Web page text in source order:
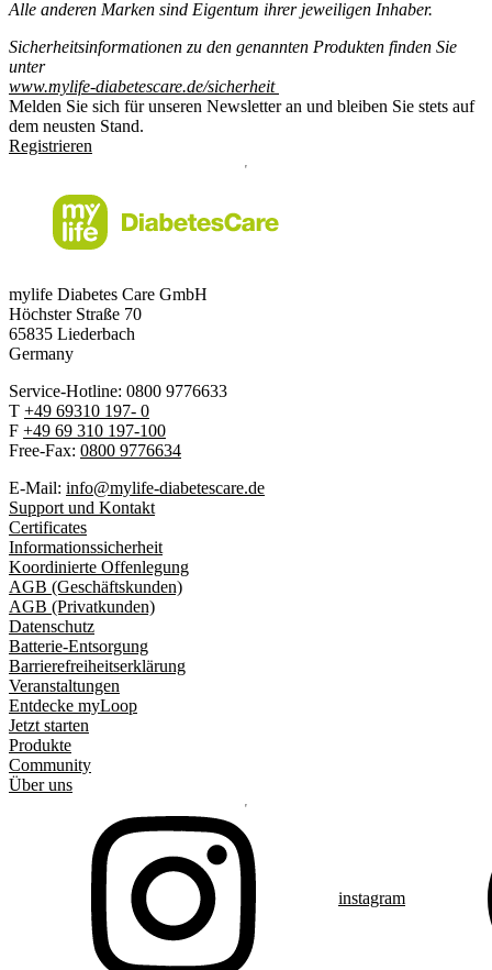
Alle anderen Marken sind Eigentum ihrer jeweiligen Inhaber.
Sicherheitsinformationen zu den genannten Produkten finden Sie
unter
www.mylife-diabetescare.de/sicherheit
Melden Sie sich für unseren Newsletter an und bleiben Sie stets auf
dem neusten Stand.
Registrieren
mylife Diabetes Care GmbH
Höchster Straße 70
65835 Liederbach
Germany
Service-Hotline: 0800 9776633
T +49 69310 197- 0
F +49 69 310 197-100
Free-Fax: 0800 9776634
E-Mail: info@mylife-diabetescare.de
Support und Kontakt
Certificates
Informationssicherheit
Koordinierte Offenlegung
AGB (Geschäftskunden)
AGB (Privatkunden)
Datenschutz
Batterie-Entsorgung
Barrierefreiheitserklärung
Veranstaltungen
Entdecke myLoop
Jetzt starten
Produkte
Community
Über uns
instagram